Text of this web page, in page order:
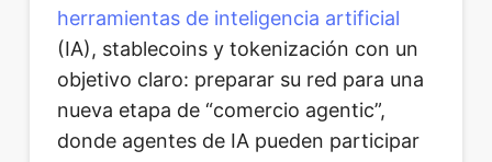
herramientas de inteligencia artificial
(IA), stablecoins y tokenización con un
objetivo claro: preparar su red para una
nueva etapa de “comercio agentic”,
donde agentes de IA pueden participar